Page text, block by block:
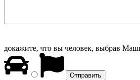
докажите, что вы человек, выбрав